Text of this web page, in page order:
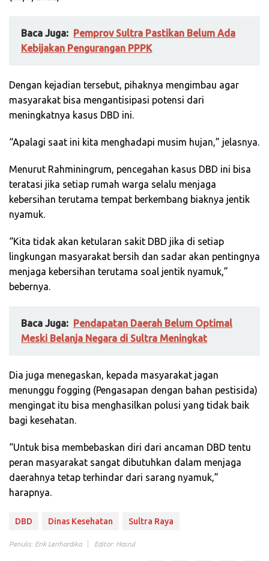
Baca Juga: Pemprov Sultra Pastikan Belum Ada
Kebijakan Pengurangan PPPK
Dengan kejadian tersebut, pihaknya mengimbau agar
masyarakat bisa mengantisipasi potensi dari
meningkatnya kasus DBD ini.
“Apalagi saat ini kita menghadapi musim hujan,” jelasnya.
Menurut Rahminingrum, pencegahan kasus DBD ini bisa
teratasi jika setiap rumah warga selalu menjaga
kebersihan terutama tempat berkembang biaknya jentik
nyamuk.
“Kita tidak akan ketularan sakit DBD jika di setiap
lingkungan masyarakat bersih dan sadar akan pentingnya
menjaga kebersihan terutama soal jentik nyamuk,”
bebernya.
Baca Juga: Pendapatan Daerah Belum Optimal
Meski Belanja Negara di Sultra Meningkat
Dia juga menegaskan, kepada masyarakat jagan
menunggu fogging (Pengasapan dengan bahan pestisida)
mengingat itu bisa menghasilkan polusi yang tidak baik
bagi kesehatan.
“Untuk bisa membebaskan diri dari ancaman DBD tentu
peran masyarakat sangat dibutuhkan dalam menjaga
daerahnya tetap terhindar dari sarang nyamuk,”
harapnya.
DBD Dinas Kesehatan Sultra Raya
Penulis: Erik Lerihardika Editor: Hasrul